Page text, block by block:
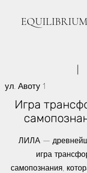
EQUILIBRIUM
ул. Авоту 1
Игра
ЛИЛА —
игра
самопознания,